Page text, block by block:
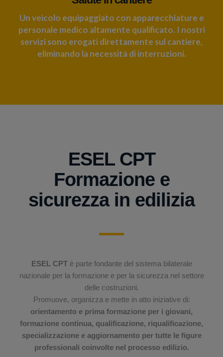
Un veicolo equipaggiato con apparecchiature e
personale medico altamente qualificato. I nostri
servizi sono erogati direttamente sul cantiere,
eliminando la necessità di interruzioni.
ESEL CPT
Formazione e
sicurezza in edilizia
ESEL CPTè parte fondante del sistema bilaterale
nazionale per la formazione e per la sicurezza nel settore
delle costruzioni.
Promuove, organizza e mette in atto iniziative di:
orientamento e prima formazione per i giovani,
formazione continua, qualificazione, riqualificazione,
specializzazione e aggiornamento per tutte le figure
professionali coinvolte nel processo edilizio.